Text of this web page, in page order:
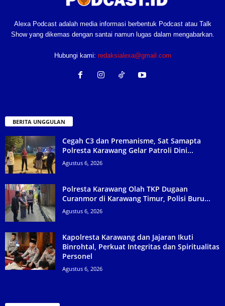
Alexa Podcast adalah media informasi berbentuk Podcast atau Talk
Show yang dikemas dengan santai namun lugas dalam mengabarkan.
Hubungi kami: redaksialexa@gmail.com
BERITA UNGGULAN
Cegah C3 dan Premanisme, Sat Samapta
Polresta Karawang Gelar Patroli Dini...
Agustus 6, 2026
Polresta Karawang Olah TKP Dugaan
Curanmor di Karawang Timur, Polisi Buru...
Agustus 6, 2026
Kapolresta Karawang dan Jajaran Ikuti
Binrohtal, Perkuat Integritas dan Spiritualitas
Personel
Agustus 6, 2026